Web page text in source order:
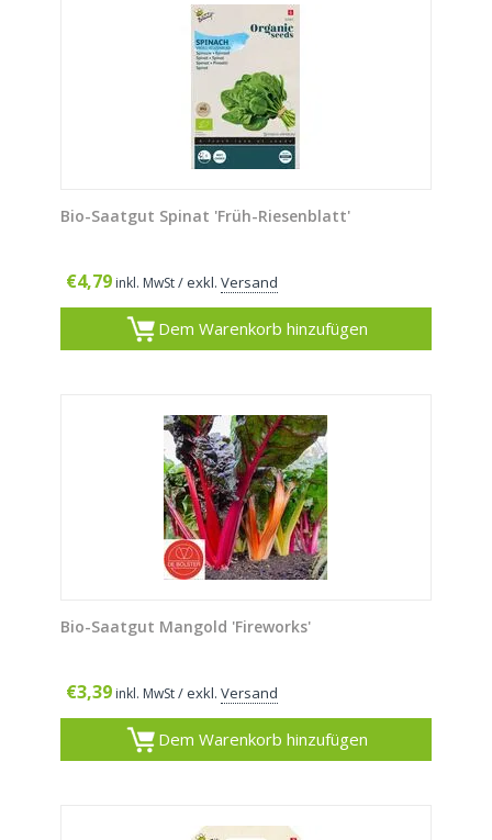
Bio-Saatgut Spinat 'Früh-Riesenblatt'
€4,79 inkl. MwSt/ exkl. Versand
Dem Warenkorb hinzufügen
Bio-Saatgut Mangold 'Fireworks'
€3,39 inkl. MwSt/ exkl. Versand
Dem Warenkorb hinzufügen